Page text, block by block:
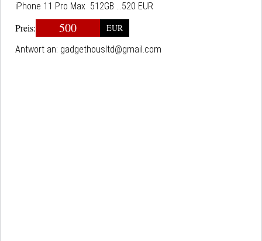
iPhone 11 Pro Max 512GB ...520 EUR
Preis: 500
EUR
Antwort an: gadgethousltd@gmail.com